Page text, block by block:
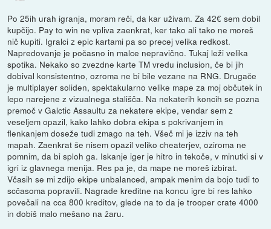
Po 25ih urah igranja, moram reči, da kar uživam. Za 42€ sem dobil
kupčijo. Pay to win ne vpliva zaenkrat, ker tako ali tako ne moreš
nič kupiti. Igralci z epic kartami pa so precej velika redkost.
Napredovanje je počasno in malce nepravično. Tukaj leži velika
spotika. Nekako so zvezdne karte TM vredu inclusion, če bi jih
dobival konsistentno, ozroma ne bi bile vezane na RNG. Drugače
je multiplayer soliden, spektakularno velike mape za moj občutek in
lepo narejene z vizualnega stališča. Na nekaterih koncih se pozna
premoč v Galctic Assaultu za nekatere ekipe, vendar sem z
veseljem opazil, kako lahko dobra ekipa s pokrivanjem in
flenkanjem doseže tudi zmago na teh. Všeč mi je izziv na teh
mapah. Zaenkrat še nisem opazil veliko cheaterjev, oziroma ne
pomnim, da bi sploh ga. Iskanje iger je hitro in tekoče, v minutki si v
igri iz glavnega menija. Res pa je, da mape ne moreš izbirat.
Včasih se mi zdijo ekipe unbalanced, ampak menim da bojo tudi to
scčasoma popravili. Nagrade kreditne na koncu igre bi res lahko
povečali na cca 800 kreditov, glede na to da je trooper crate 4000
in dobiš malo mešano na žaru.